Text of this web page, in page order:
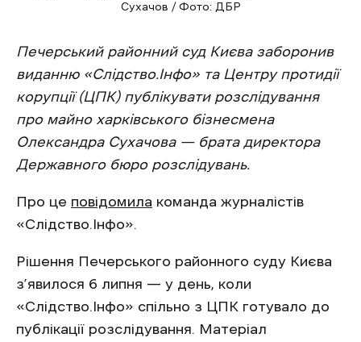
Сухачов / Фото: ДБР
Печерський районний суд Києва заборонив
виданню «Слідство.Інфо» та Центру протидії
корупції (ЦПК) публікувати розслідування
про майно харківського бізнесмена
Олександра Сухачова — брата директора
Державного бюро розслідувань.
Про це повідомила команда журналістів
«Слідство.Інфо».
Рішення Печерського районного суду Києва
з’явилося 6 липня — у день, коли
«Слідство.Інфо» спільно з ЦПК готувало до
публікації розслідування. Матеріал